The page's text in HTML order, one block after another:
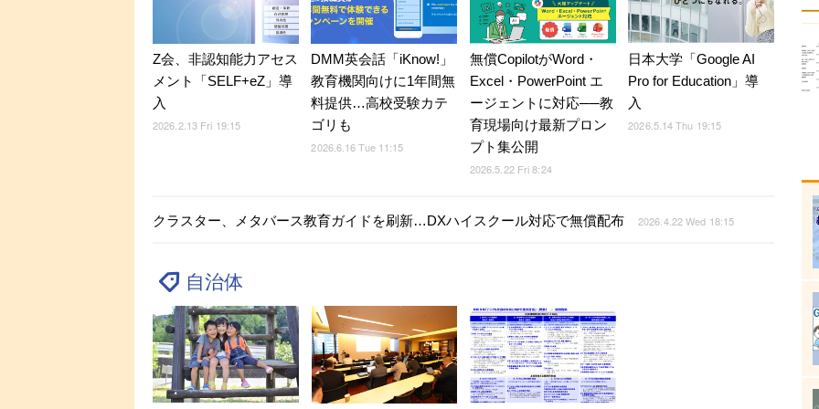
Z会、非認知能力アセス
メント「SELF+eZ」導
入
2026.2.13 Fri 19:15
DMM英会話「iKnow!」
教育機関向けに1年間無
料提供…高校受験カテ
ゴリも
2026.6.16 Tue 11:15
無償CopilotがWord・
Excel・PowerPoint エ
ージェントに対応──教
育現場向け最新プロン
プト集公開
2026.5.22 Fri 8:24
日本大学「Google AI
Pro for Education」導
入
2026.5.14 Thu 19:15
クラスター、メタバース教育ガイドを刷新…DXハイスクール対応で無償配布 2026.4.22 Wed 18:15
自治体